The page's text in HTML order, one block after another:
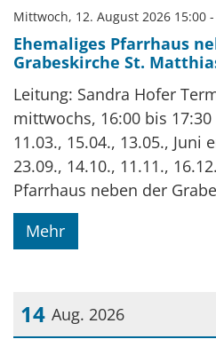
Mittwoch, 12. August 2026 15:00
Ehemaliges Pfarrhaus
Grabeskirche St.
Leitung: Sandra Hofer
mittwochs, 16:00 bis 17:30
11.03., 15.04., 13.05., Juni
23.09., 14.10., 11.11.,
Pfarrhaus neben der
Mehr
14 Aug. 2026